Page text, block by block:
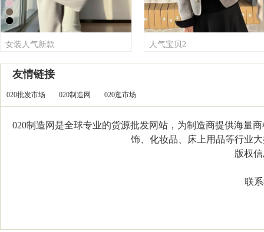
女装人气新款 人气宝贝2
友情链接
020批发市场 020制造网 020逛市场
020制造网是全球专业的货源批发网站，为制造商提供海量
饰、化妆品、床上用品等行业
版权信
联